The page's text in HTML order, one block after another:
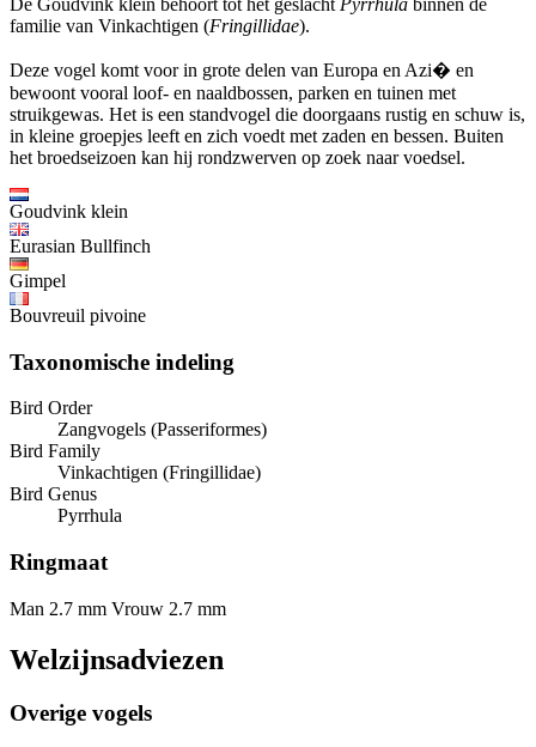
De Goudvink klein behoort tot het geslacht Pyrrhula binnen de
familie van Vinkachtigen (Fringillidae).
Deze vogel komt voor in grote delen van Europa en Azi� en
bewoont vooral loof- en naaldbossen, parken en tuinen met
struikgewas. Het is een standvogel die doorgaans rustig en schuw is,
in kleine groepjes leeft en zich voedt met zaden en bessen. Buiten
het broedseizoen kan hij rondzwerven op zoek naar voedsel.
Goudvink klein
Eurasian Bullfinch
Gimpel
Bouvreuil pivoine
Taxonomische indeling
Bird Order
Zangvogels (Passeriformes)
Bird Family
Vinkachtigen (Fringillidae)
Bird Genus
Pyrrhula
Ringmaat
Man 2.7 mm Vrouw 2.7 mm
Welzijnsadviezen
Overige vogels